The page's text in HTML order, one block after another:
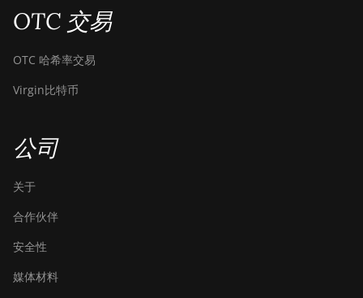
OTC 交易
OTC 哈希率交易
Virgin比特币
公司
关于
合作伙伴
安全性
媒体材料